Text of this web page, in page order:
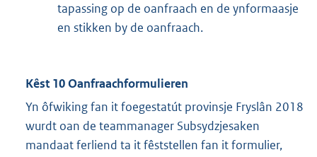
tapassing op de oanfraach en de ynformaasje
en stikken by de oanfraach.
Kêst 10 Oanfraachformulieren
Yn ôfwiking fan it foegestatút provinsje Fryslân 2018
wurdt oan de teammanager Subsydzjesaken
mandaat ferliend ta it fêststellen fan it formulier,